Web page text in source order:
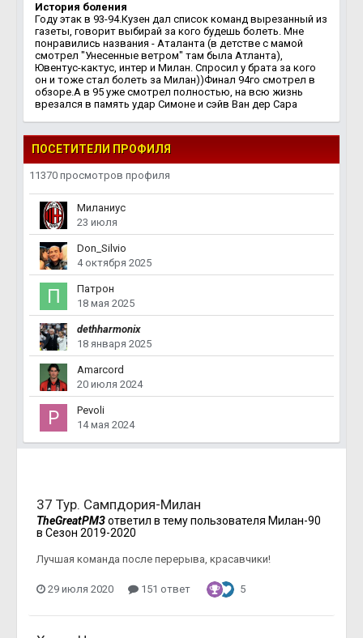
История боления
Году этак в 93-94.Кузен дал список команд вырезанный из
газеты, говорит выбирай за кого будешь болеть. Мне
понравились названия - Аталанта (в детстве с мамой
смотрел "Унесенные ветром" там была Атланта),
Ювентус-кактус, интер и Милан. Спросил у брата за кого
он и тоже стал болеть за Милан))Финал 94го смотрел в
обзоре.А в 95 уже смотрел полностью, на всю жизнь
врезался в память удар Симоне и сэйв Ван дер Сара
ПОСЕТИТЕЛИ ПРОФИЛЯ
11370 просмотров профиля
Миланиус
23 июля
Don_Silvio
4 октября 2025
Патрон
18 мая 2025
dethharmonix
18 января 2025
Amarcord
20 июля 2024
Pevoli
14 мая 2024
37 Тур. Сампдория-Милан
TheGreatPM3ответил в тему пользователя Милан-90
в Сезон 2019-2020
Лучшая команда после перерыва, красавчики!
29 июля 2020 151 ответ 5